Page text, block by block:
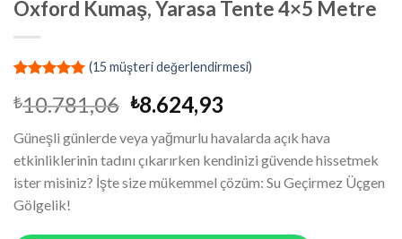
Oxford Kumaş, Yarasa Tente 4×5 Metre
puanına
dayanarak
5 üzerinden
4.92puan
aldı
(15 müşteri değerlendirmesi)
₺10.781,06 Orijinal
₺10.781,06.
₺8.624,93
fiyat:
₺8.624,93.
Güneşli günlerde veya yağmurlu havalarda açık hava
etkinliklerinin tadını çıkarırken kendinizi güvende hissetmek
ister misiniz? İşte size mükemmel çözüm: Su Geçirmez Üçgen
Gölgelik!